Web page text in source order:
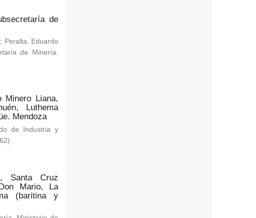
de
; Peralta, Eduardo
de Minería.
Minero Liana,
Luthema
Mendoza
de Industria y
)
Santa Cruz
Mario, La
(baritina y